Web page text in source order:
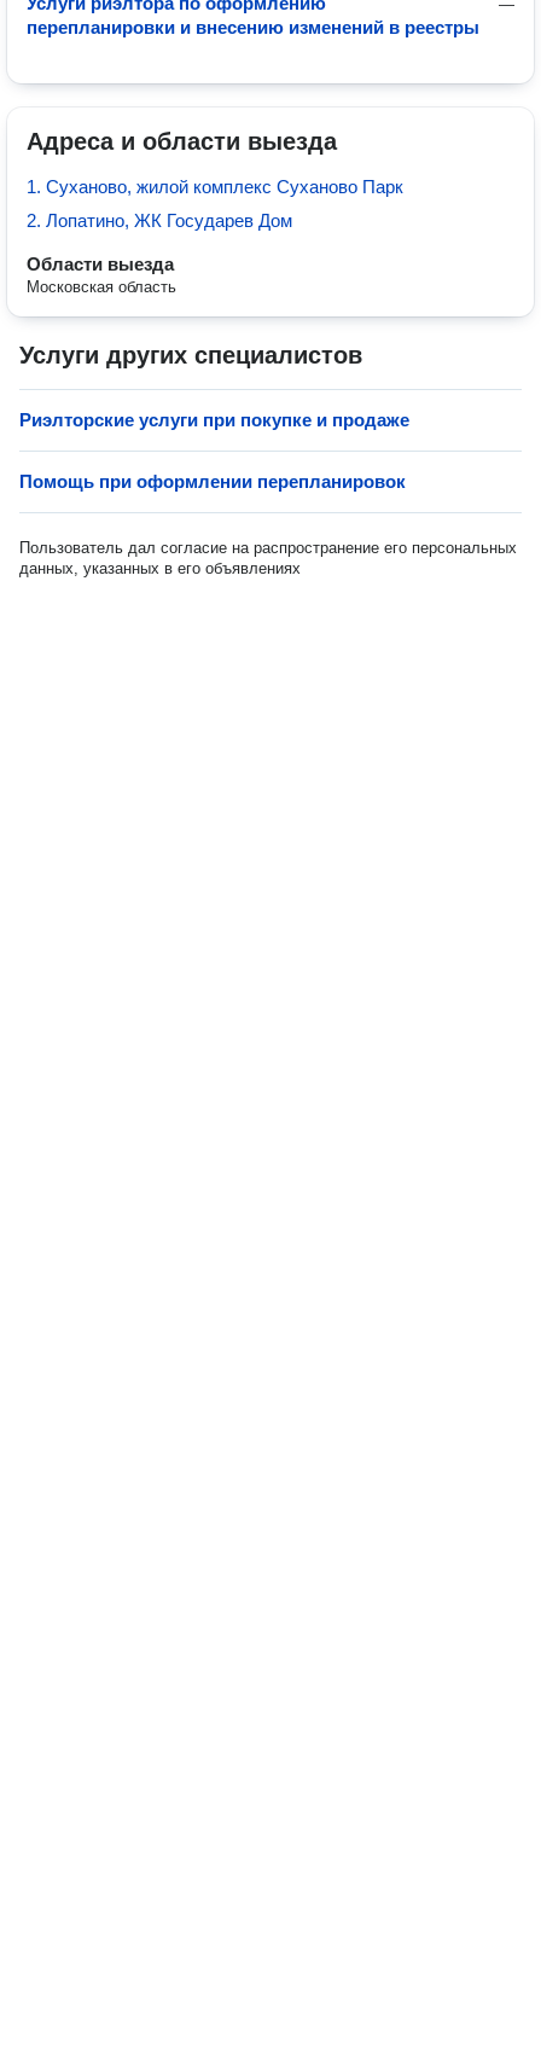
—
перепланировки и внесению изменений в реестры
Адреса и области выезда
1. Суханово, жилой комплекс Суханово Парк
2. Лопатино, ЖК Государев Дом
Области выезда
Московская область
Услуги других специалистов
Риэлторские услуги при покупке и продаже
Помощь при оформлении перепланировок
Пользователь дал согласие на распространение его персональных
данных, указанных в его объявлениях